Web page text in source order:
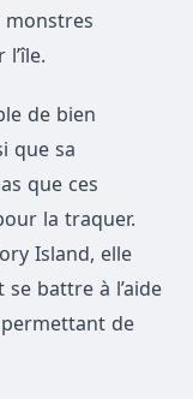
monstres
de bien
que sa
que ces
la traquer.
Island, elle
battre à l’aide
permettant de